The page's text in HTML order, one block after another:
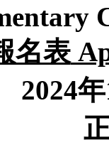
名表
2024